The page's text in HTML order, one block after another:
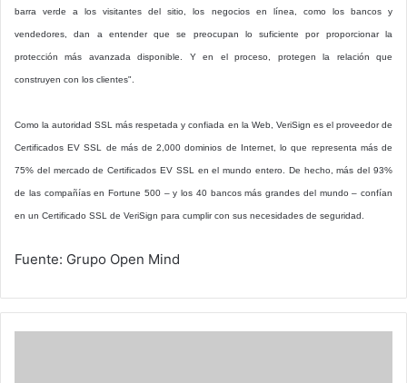
barra verde a los visitantes del sitio, los negocios en línea, como los bancos y
vendedores, dan a entender que se preocupan lo suficiente por proporcionar la
protección más avanzada disponible. Y en el proceso, protegen la relación que
construyen con los clientes".
Como la autoridad SSL más respetada y confiada en la Web, VeriSign es el proveedor de
Certificados EV SSL de más de 2,000 dominios de Internet, lo que representa más de
75% del mercado de Certificados EV SSL en el mundo entero. De hecho, más del 93%
de las compañías en Fortune 500 – y los 40 bancos más grandes del mundo – confían
en un Certificado SSL de VeriSign para cumplir con sus necesidades de seguridad.
Fuente: Grupo Open Mind